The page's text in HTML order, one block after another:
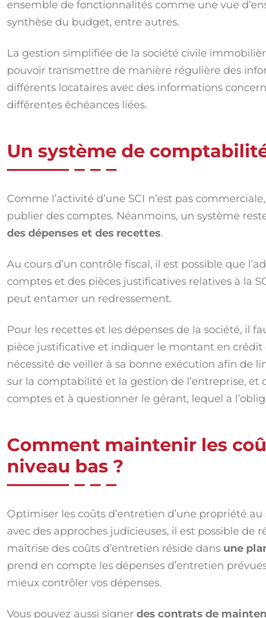
ensemble de fonctionnalités comme une vue
synthèse du budget, entre autres.
La gestion simplifiée de la société civile
pouvoir transmettre de manière régulière des
différents locataires avec des informations
différentes échéances liées.
Un système de
Comme l’activité d’une SCI n’est pas
publier des comptes. Néanmoins, un système
des dépenses et des recettes.
Au cours d’un contrôle fiscal, il est possible que
comptes et des pièces justificatives relatives à la
peut entamer un redressement.
Pour les recettes et les dépenses de la société, il
pièce justificative et indiquer le montant en crédit
nécessité de veiller à sa bonne exécution afin de
sur la comptabilité et la gestion de l’entreprise,
comptes et à questionner le gérant, lequel a
Comment maintenir les
niveau bas ?
Optimiser les coûts d’entretien d’une propriété
avec des approches judicieuses, il est possible
maîtrise des coûts d’entretien réside dans une
prend en compte les dépenses d’entretien
mieux contrôler vos dépenses.
Vous pouvez aussi signer des contrats de